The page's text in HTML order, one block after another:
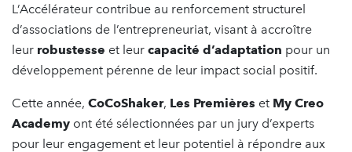
L’Accélérateur contribue au renforcement structurel
d’associations de l’entrepreneuriat, visant à accroître
leur robustesse et leur capacité d’adaptation pour un
développement pérenne de leur impact social positif.
Cette année, CoCoShaker, Les Premières et My Creo
Academy ont été sélectionnées par un jury d’experts
pour leur engagement et leur potentiel à répondre aux